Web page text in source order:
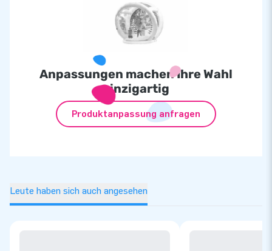
Anpassungen machen Ihre Wahl
einzigartig
Produktanpassung anfragen
Leute haben sich auch angesehen